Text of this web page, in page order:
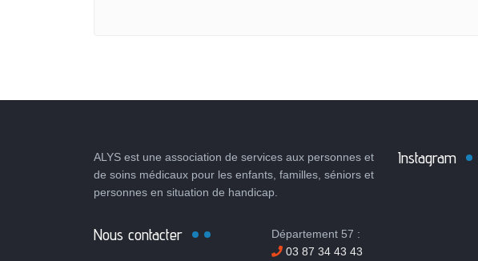
ALYS est une association de services aux personnes et
de soins médicaux pour les enfants, familles, séniors et
personnes en situation de handicap.
Nous contacter
Département 57 :
03 87 34 43 43
Instagram